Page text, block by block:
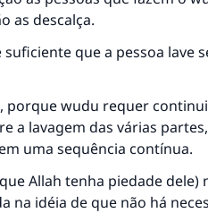
as descalça.
suficiente que a pessoa lave
porque wudu requer
a lavagem das várias
uma sequência contínua.
Allah tenha piedade
na idéia de que não há